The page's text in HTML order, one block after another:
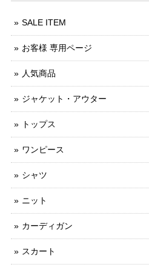
SALE ITEM
お客様 専用ページ
人気商品
ジャケット・アウター
トップス
ワンピース
シャツ
ニット
カーディガン
スカート